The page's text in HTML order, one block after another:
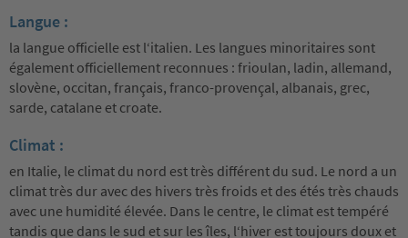
Langue :
la langue officielle est l‘italien. Les langues minoritaires sont
également officiellement reconnues : frioulan, ladin, allemand,
slovène, occitan, français, franco-provençal, albanais, grec,
sarde, catalane et croate.
Climat :
en Italie, le climat du nord est très différent du sud. Le nord a un
climat très dur avec des hivers très froids et des étés très chauds
avec une humidité élevée. Dans le centre, le climat est tempéré
tandis que dans le sud et sur les îles, l‘hiver est toujours doux et